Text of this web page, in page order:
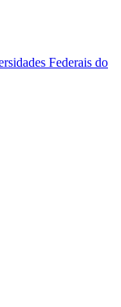
Federais do